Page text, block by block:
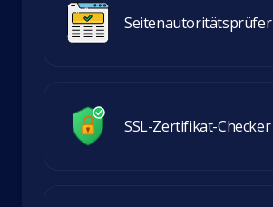
Seitenautoritätsprüfer
SSL-Zertifikat-Checker